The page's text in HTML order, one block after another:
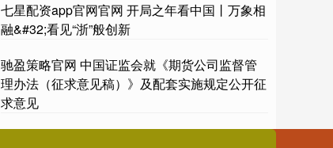
七星配资app官网官网 开局之年看中国丨万象相
融&#32;看见“浙”般创新
驰盈策略官网 中国证监会就《期货公司监督管
理办法（征求意见稿）》及配套实施规定公开征
求意见